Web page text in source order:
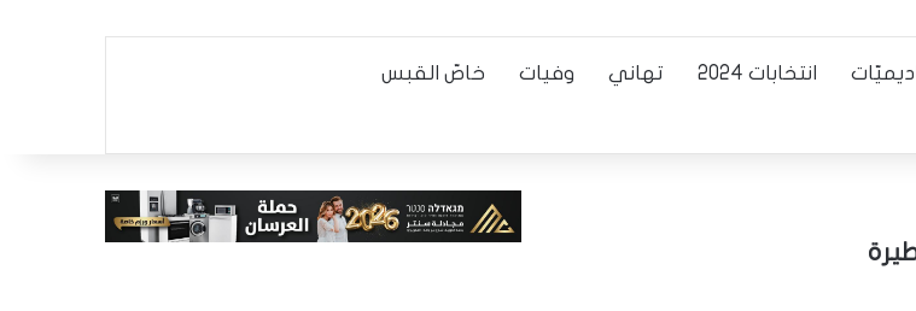
انتخابات 2024 تهاني وفيات خاصّ القبس